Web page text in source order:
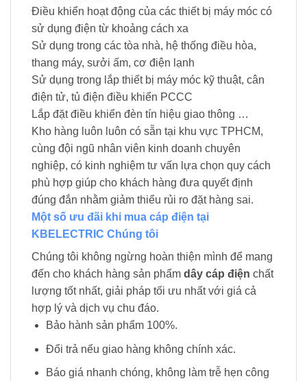
Điều khiển hoạt động của các thiết bị máy móc có
sử dụng điện từ khoảng cách xa
Sử dụng trong các tòa nhà, hệ thống điều hòa,
thang máy, sưởi ấm, cơ điện lạnh
Sử dụng trong lắp thiết bị máy móc kỹ thuật, cân
điện tử, tủ điện điều khiển PCCC
Lắp đặt điều khiển đèn tín hiệu giao thông …
Kho hàng luôn luôn có sẵn tại khu vực TPHCM,
cùng đội ngũ nhân viên kinh doanh chuyên
nghiệp, có kinh nghiệm tư vấn lựa chọn quy cách
phù hợp giúp cho khách hàng đưa quyết định
đúng đắn nhằm giảm thiểu rủi ro đặt hàng sai.
Một số ưu đãi khi mua cáp điện tại
KBELECTRIC Chúng tôi
Chúng tôi không ngừng hoàn thiện mình để mang
đến cho khách hàng sản phẩm dây cáp điện chất
lượng tốt nhất, giải pháp tối ưu nhất với giá cả
hợp lý và dịch vụ chu đáo.
Bảo hành sản phẩm 100%.
Đổi trả nếu giao hàng không chính xác.
Báo giá nhanh chóng, không làm trễ hẹn công